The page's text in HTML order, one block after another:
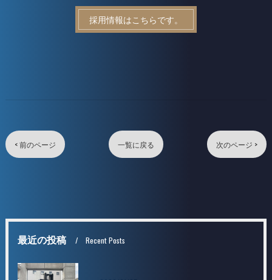
採用情報はこちらです。
< 前のページ 一覧に戻る 次のページ >
最近の投稿 Recent Posts